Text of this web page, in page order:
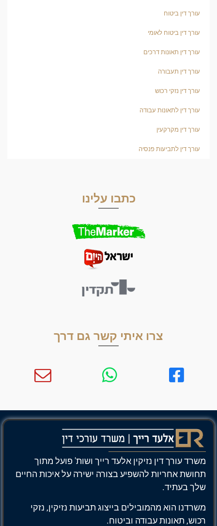
עורך דין ביטוח
עורך דין ביטוח לאומי
עורך דין תאונות דרכים
עורך דין תעבורה
עורך דין נזקי רכוש
עורך דין לתאונות עבודה
עורך דין מקרקעין
עורך דין לתביעות פנסיה
כתבו עלינו
צרו איתי קשר גם דרך
משרד עורך דין נזיקין אלעד רייך ושות' פועל מתוך
תחושת אחריות להשפיע בצורה ישירה על איכות החיים
שלך בעתיד.
משרדנו הוא מהמובילים בייצוג תביעות נזיקין, נזקי
רכוש, תאונות עבודה וביטוח.